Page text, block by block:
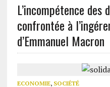
L’incompétence
confrontée à
d’Emmanuel Macron
ECONOMIE, SOCIÉTÉ